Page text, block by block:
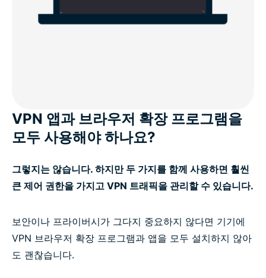
VPN 앱과 브라우저 확장 프로그램을
모두 사용해야 하나요?
그렇지는 않습니다. 하지만 두 가지를 함께 사용하면 훨씬
큰 제어 권한을 가지고 VPN 트래픽을 관리할 수 있습니다.
보안이나 프라이버시가 그다지 중요하지 않다면 기기에
VPN 브라우저 확장 프로그램과 앱을 모두 설치하지 않아
도 괜찮습니다.